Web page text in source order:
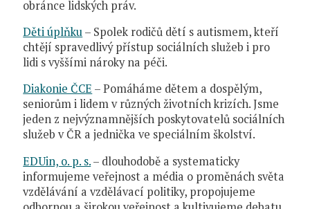
obránce lidských práv.
Děti úplňku– Spolek rodičů dětí s autismem, kteří
chtějí spravedlivý přístup sociálních služeb i pro
lidi s vyššími nároky na péči.
Diakonie ČCE – Pomáháme dětem a dospělým,
seniorům i lidem v různých životních krizích. Jsme
jeden z nejvýznamnějších poskytovatelů sociálních
služeb v ČR a jednička ve speciálním školství.
EDUin, o. p. s.– dlouhodobě a systematicky
informujeme veřejnost a média o proměnách světa
vzdělávání a vzdělávací politiky, propojujeme